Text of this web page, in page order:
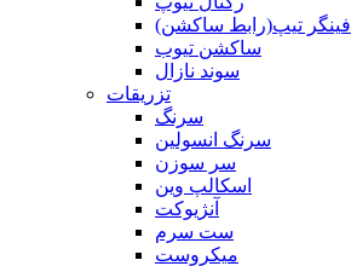
فینگر تیپ(رابط ساکشن)
ساکشن تیوب
سوند نازال
تزریقات
سرنگ
سرنگ انسولین
سر سوزن
اسکالپ وین
آنژیوکت
ست سرم
میکروست